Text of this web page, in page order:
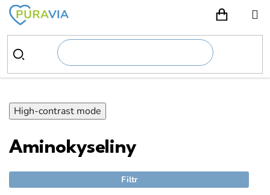
Přejít
obsah
High-contrast mode
Aminokyseliny
Filtr